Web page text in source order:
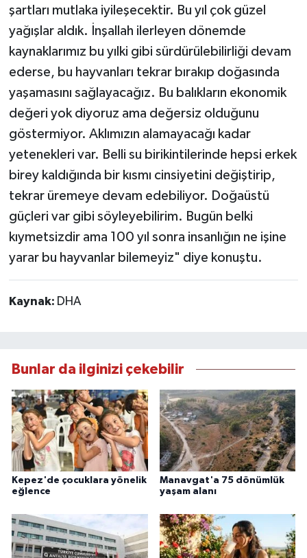
şartları mutlaka iyileşecektir. Bu yıl çok güzel
yağışlar aldık. İnşallah ilerleyen dönemde
kaynaklarımız bu yılki gibi sürdürülebilirliği devam
ederse, bu hayvanları tekrar bırakıp doğasında
yaşamasını sağlayacağız. Bu balıkların ekonomik
değeri yok diyoruz ama değersiz olduğunu
göstermiyor. Aklımızın alamayacağı kadar
yetenekleri var. Belli su birikintilerinde hepsi erkek
birey kaldığında bir kısmı cinsiyetini değiştirip,
tekrar üremeye devam edebiliyor. Doğaüstü
güçleri var gibi söyleyebilirim. Bugün belki
kıymetsizdir ama 100 yıl sonra insanlığın ne işine
yarar bu hayvanlar bilemeyiz" diye konuştu.
Kaynak: DHA
Bunlar da ilginizi çekebilir
Kepez'de çocuklara yönelik
eğlence
Manavgat'a 75 dönümlük
yaşam alanı